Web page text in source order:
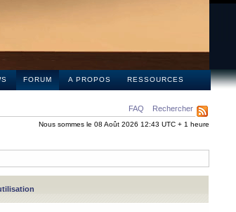
FORUM A PROPOS RESSOURCES
FAQ Rechercher
Nous sommes le 08 Août 2026 12:43 UTC + 1 heure